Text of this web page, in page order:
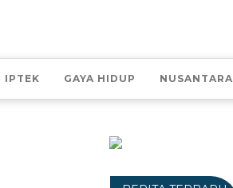
IPTEK GAYA HIDUP NUSANTARA